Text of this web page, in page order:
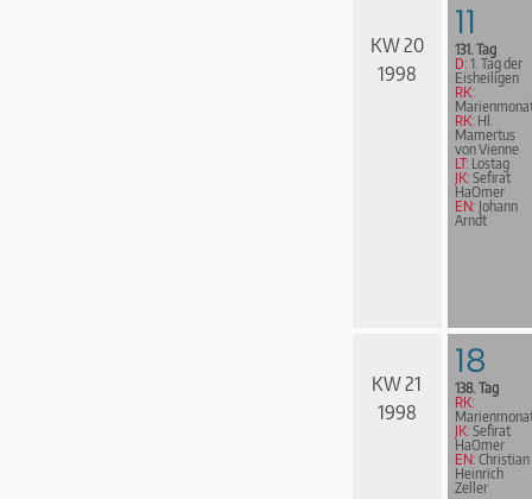
KW 20
1998
11
131. Tag
D: 1. Tag der
Eisheiligen
RK:
RK: Hl.
Mamertus
von Vienne
LT: Lostag
JK: Sefirat
HaOmer
EN: Johann
Arndt
KW 21
1998
18
138. Tag
RK:
JK: Sefirat
HaOmer
EN: Christian
Heinrich
Zeller